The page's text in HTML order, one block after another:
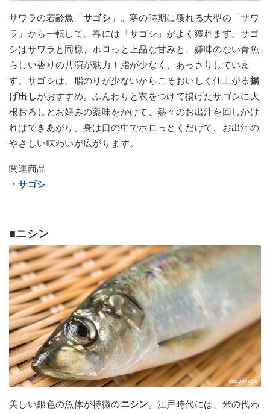
サワラの若齢魚「サゴシ 」。寒の時期に獲れる大型の「サワ
ラ」から一転して、春には「サゴシ」がよく獲れます。サゴ
シはサワラと同様、ホロっと上品な甘みと、嫌味のない青魚
らしい香りの共演が魅力！脂が少なく、あっさりしていま
す。サゴシは、脂のりが少ないからこそおいしく仕上がる揚
げ出しがおすすめ。ふんわりと衣をつけて揚げたサゴシに大
根おろしとお好みの薬味をかけて、熱々のお出汁を回しかけ
ればできあがり。身は口の中でホロっとくだけて、お出汁の
やさしい味わいが広がります。
関連商品
・サゴシ
■ニシン
美しい銀色の魚体が特徴のニシン。江戸時代には、米の代わ